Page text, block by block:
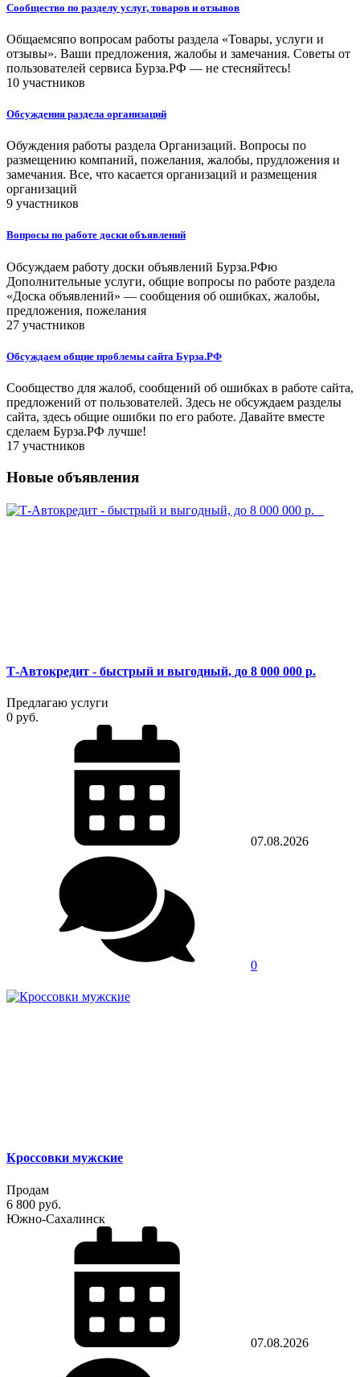
Сообщество по разделу услуг, товаров и отзывов
Общаемсяпо вопросам работы раздела «Товары, услуги и
отзывы». Ваши предложения, жалобы и замечания. Советы от
пользователей сервиса Бурза.РФ — не стесняйтесь!
10 участников
Обсуждения раздела организаций
Обуждения работы раздела Организаций. Вопросы по
размещению компаний, пожелания, жалобы, прудложения и
замечания. Все, что касается организаций и размещения
организаций
9 участников
Вопросы по работе доски объявлений
Обсуждаем работу доски объявлений Бурза.РФю
Дополнительные услуги, общие вопросы по работе раздела
«Доска объявлений» — сообщения об ошибках, жалобы,
предложения, пожелания
27 участников
Обсуждаем общие проблемы сайта Бурза.РФ
Сообщество для жалоб, сообщений об ошибках в работе сайта,
предложений от пользователей. Здесь не обсуждаем разделы
сайта, здесь общие ошибки по его работе. Давайте вместе
сделаем Бурза.РФ лучше!
17 участников
Новые объявления
Т-Автокредит - быстрый и выгодный, до 8 000 000 р.
Предлагаю услуги
0 руб.
07.08.2026
0
Кроссовки мужские
Продам
6 800 руб.
Южно-Сахалинск
07.08.2026